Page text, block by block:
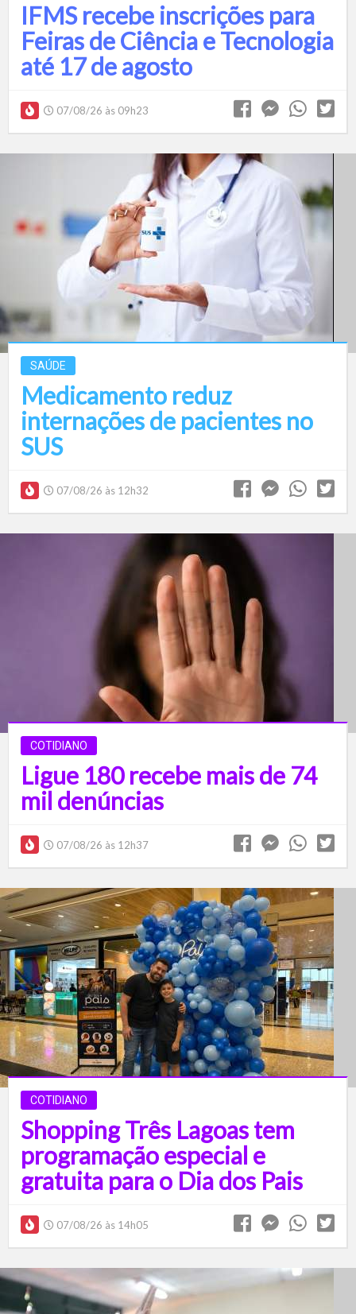
IFMS recebe inscrições para
Feiras de Ciência e Tecnologia
até 17 de agosto
07/08/26 às 09h23
SAÚDE
Medicamento reduz
internações de pacientes no
SUS
07/08/26 às 12h32
COTIDIANO
Ligue 180 recebe mais de 74
mil denúncias
07/08/26 às 12h37
COTIDIANO
Shopping Três Lagoas tem
programação especial e
gratuita para o Dia dos Pais
07/08/26 às 14h05